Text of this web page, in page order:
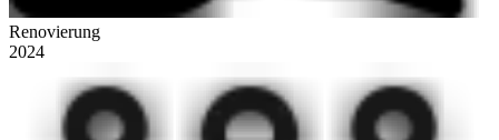
Renovierung
2024